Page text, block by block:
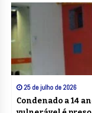
25 de julho de 2026
Condenado a 14